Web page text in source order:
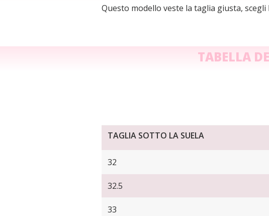
Questo modello veste la taglia giusta,
TABELLA
TAGLIA SOTTO LA SUELA
32
32.5
33